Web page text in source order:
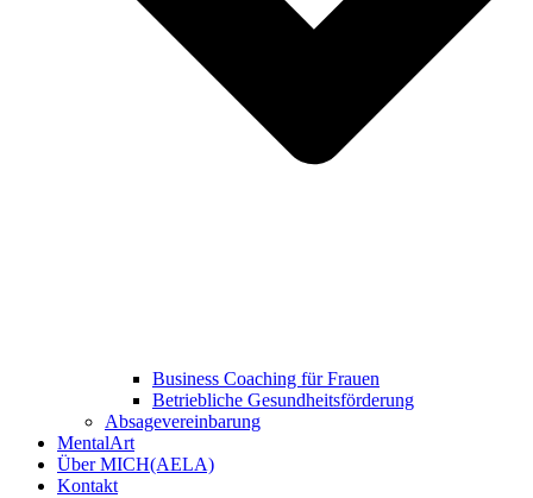
Business Coaching für Frauen
Betriebliche Gesundheitsförderung
Absagevereinbarung
MentalArt
Über MICH(AELA)
Kontakt